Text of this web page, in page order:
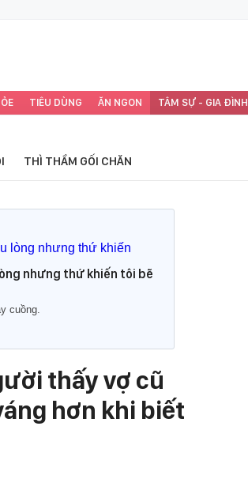
TIÊU DÙNG ĂN NGON TÂM SỰ - GIA ĐÌNH
THÌ THẦM GỐI CHĂN
nhưng thứ khiến tôi bẽ
cuồng.
thấy vợ cũ
hơn khi biết